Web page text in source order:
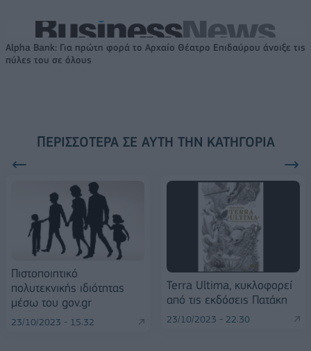
Alpha Bank: Για πρώτη φορά το Αρχαίο Θέατρο Επιδαύρου άνοιξε τις
πύλες του σε όλους
ΠΕΡΙΣΣΌΤΕΡΑ ΣΕ ΑΥΤΉ ΤΗΝ ΚΑΤΗΓΟΡΊΑ
Πιστοποιητικό
πολυτεκνικής ιδιότητας
μέσω του gov.gr
23/10/2023 - 15:32
Terra Ultima, κυκλοφορεί
από τις εκδόσεις Πατάκη
23/10/2023 - 22:30